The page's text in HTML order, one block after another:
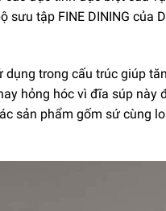
tập FINE DINING của
trong cấu trúc giúp
hỏng hóc vì đĩa súp
sản phẩm gốm sứ cùng